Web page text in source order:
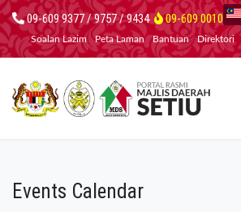
09-609 9377 / 9757 / 9434 09-609 0010
Soalan Lazim Peta Laman Bantuan Direktori
Events Calendar